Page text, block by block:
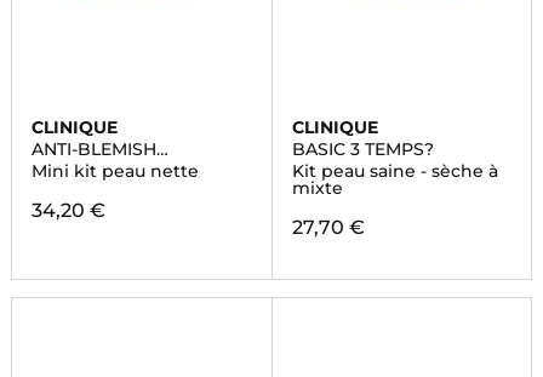
CLINIQUE
ANTI-BLEMISH
SOLUTIONS™
Mini kit peau nette
34,20 €
CLINIQUE
BASIC 3 TEMPS?
Kit peau saine - sèche à
mixte
27,70 €